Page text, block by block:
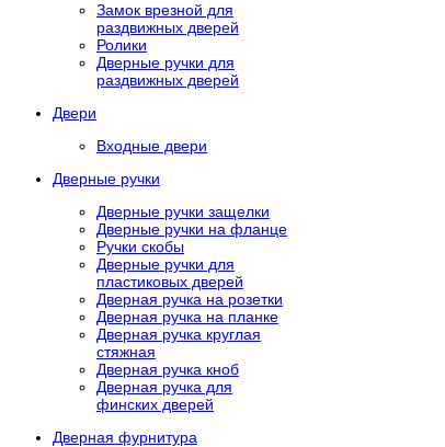
Замок врезной для
раздвижных дверей
Ролики
Дверные ручки для
раздвижных дверей
Двери
Входные двери
Дверные ручки
Дверные ручки защелки
Дверные ручки на фланце
Ручки скобы
Дверные ручки для
пластиковых дверей
Дверная ручка на розетки
Дверная ручка на планке
Дверная ручка круглая
стяжная
Дверная ручка кноб
Дверная ручка для
финских дверей
Дверная фурнитура